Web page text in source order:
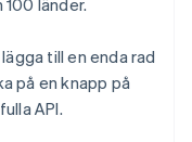
länder.
till en enda rad
på en knapp på
API.